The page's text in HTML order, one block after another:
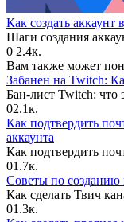
Как создать
Шаги создания
0 2.4к.
Вам также может
Забанен на Twitch:
Бан-лист Twitch: что
02.1к.
Как подтвердить
аккаунта
Как подтвердить
01.7к.
Советы по созданию
Как сделать Твич
01.3к.